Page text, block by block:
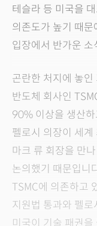
테슬라 등 미국을
의존도가 높기 때
입장에서 반가운 소
곤란한 처지에 놓인
반도체 회사인
90% 이상을 생산
펠로시 의장이 세
마크 류 회장을 만
논의했기 때문입니
TSMC에 의존하고
지원법 통과와 펠로
미국이 기술 패권